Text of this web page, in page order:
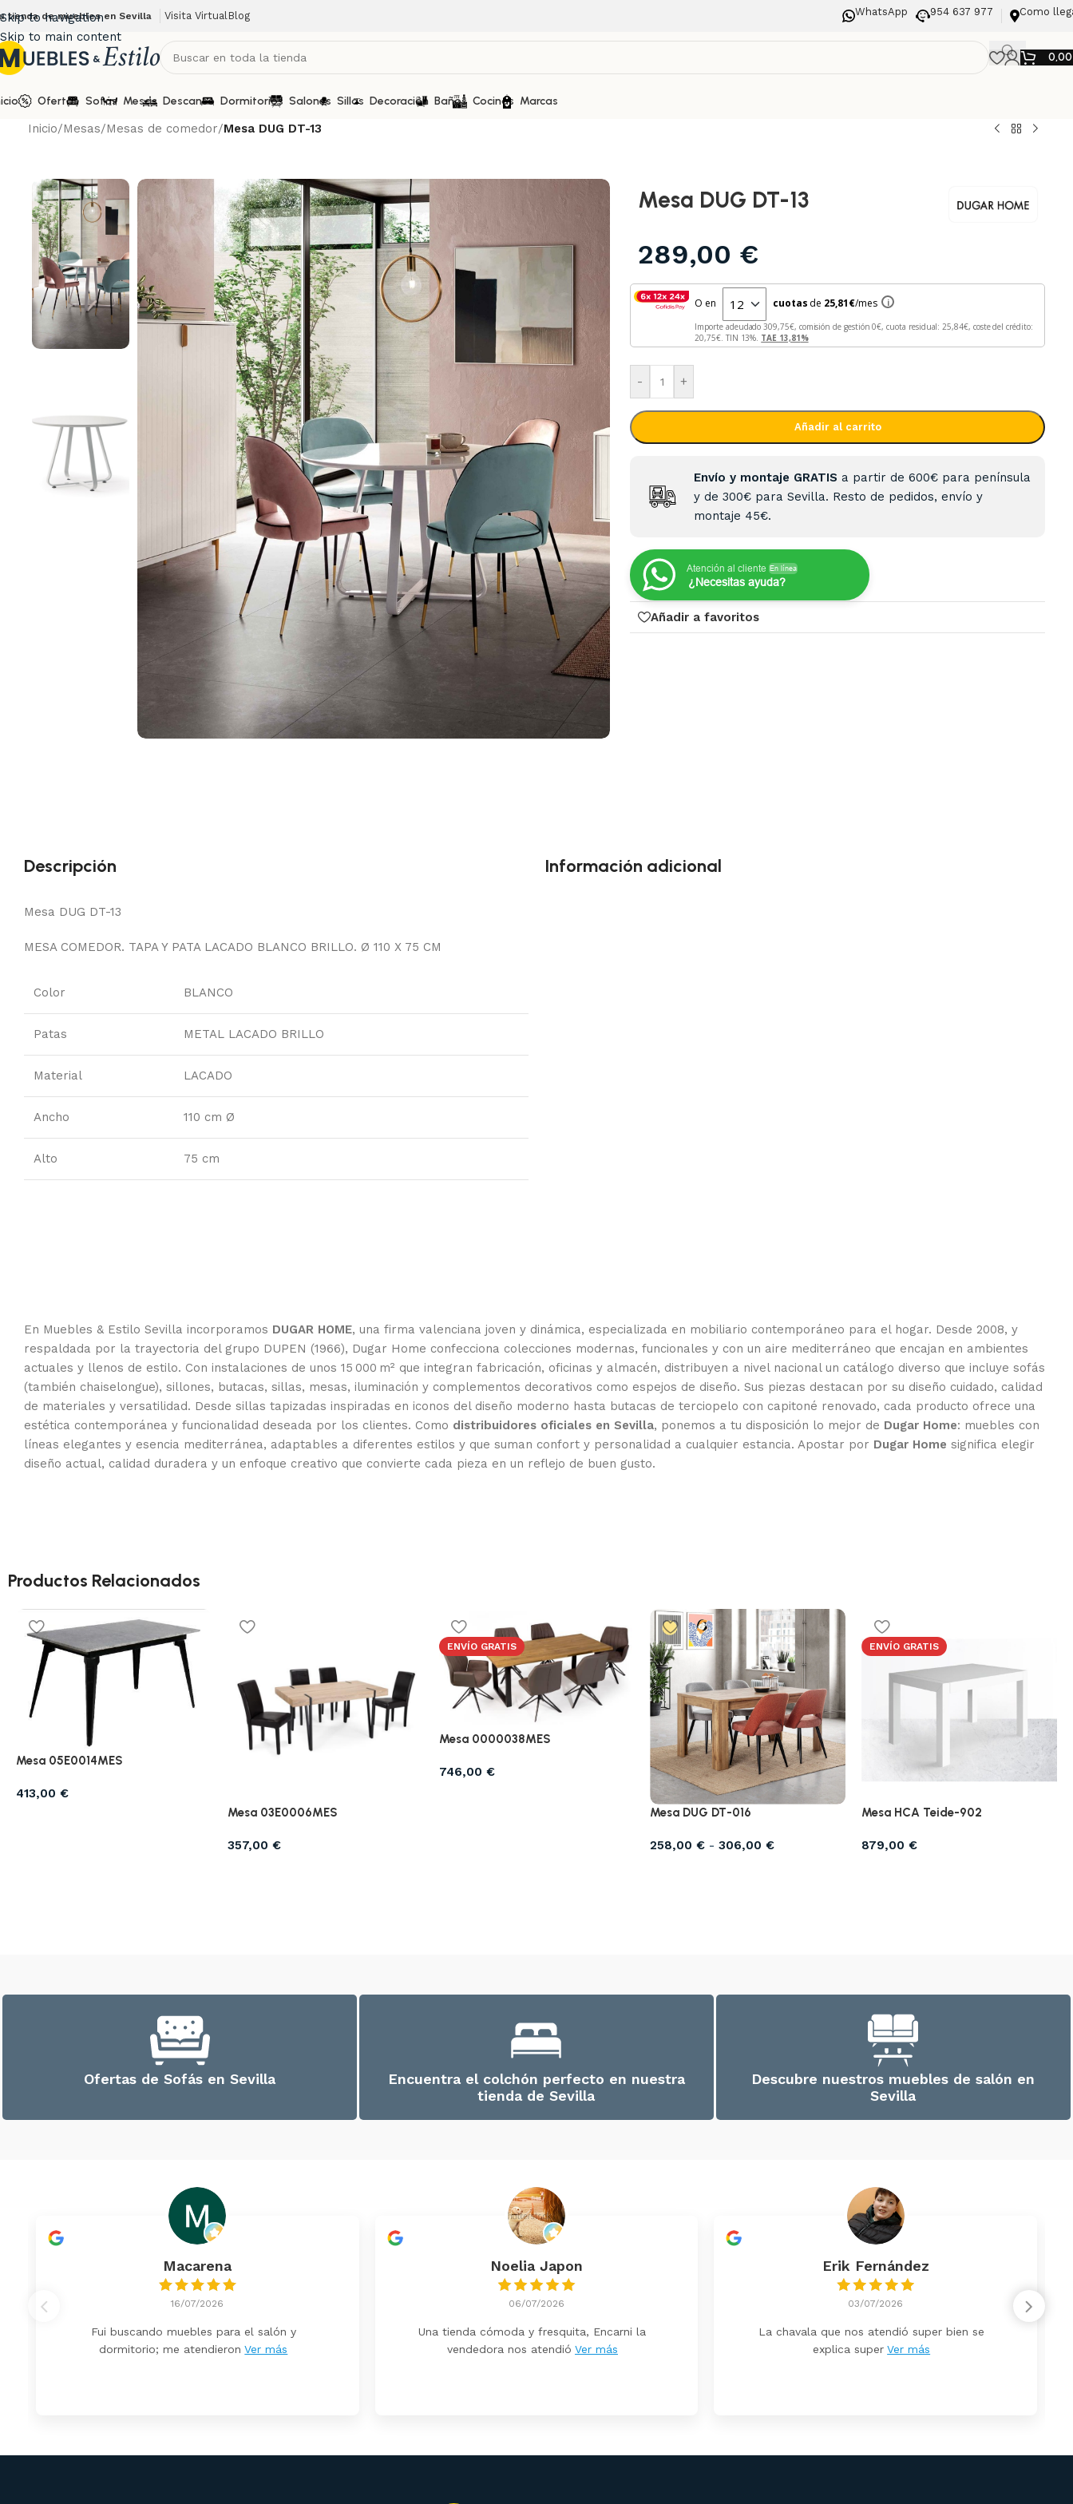
Skip to navigation
Skip to main content
tienda de muebles en Sevilla Visita VirtualBlog WhatsApp 954 637 977 Como
Ofertas Sofás Mesas Descanso Dormitorios Salones Sillas Decoración Baños Cocinas Marcas
Inicio/Mesas/Mesas de comedor/Mesa DUG DT-13
Mesa DUG DT-13
289,00 €
O en cuotas de 25,81€/mes i
Importe adeudado 309,75 €, comisión de gestión0 €, cuota residual: 25,84
€, coste del crédito:
20,75€. TIN 13%. TAE 13,81%
- +
Añadir al carrito
Envío y montaje GRATIS a partir de 600€ para península
y de 300€ para Sevilla. Resto de pedidos, envío y
montaje 45€.
Atención al cliente En línea
¿Necesitas ayuda?
Añadir a favoritos
Descripción
Mesa DUG DT-13
MESA COMEDOR. TAPA Y PATA LACADO BLANCO BRILLO. Ø 110 X 75 CM
Color BLANCO
Patas METAL LACADO BRILLO
Material LACADO
Ancho 110 cm Ø
Alto 75 cm
Información adicional
En Muebles & Estilo Sevilla incorporamos DUGAR HOME, una firma valenciana joven y dinámica, especializada en mobiliario contemporáneo para el hogar. Desde 2008, y
respaldada por la trayectoria del grupo DUPEN (1966), Dugar Home confecciona colecciones modernas, funcionales y con un aire mediterráneo que encajan en ambientes
actuales y llenos de estilo. Con instalaciones de unos 15 000 m² que integran fabricación, oficinas y almacén, distribuyen a nivel nacional un catálogo diverso que incluye sofás
(también chaiselongue), sillones, butacas, sillas, mesas, iluminación y complementos decorativos como espejos de diseño. Sus piezas destacan por su diseño cuidado, calidad
de materiales y versatilidad. Desde sillas tapizadas inspiradas en iconos del diseño moderno hasta butacas de terciopelo con capitoné renovado, cada producto ofrece una
estética contemporánea y funcionalidad deseada por los clientes. Como distribuidores oficiales en Sevilla, ponemos a tu disposición lo mejor de Dugar Home: muebles con
líneas elegantes y esencia mediterránea, adaptables a diferentes estilos y que suman confort y personalidad a cualquier estancia. Apostar por Dugar Home significa elegir
diseño actual, calidad duradera y un enfoque creativo que convierte cada pieza en un reflejo de buen gusto.
Productos Relacionados
Mesa 05E0014MES
413,00 €
Mesa 03E0006MES
357,00 €
ENVÍO GRATIS
Mesa 0000038MES
746,00 €
Mesa DUG DT-016
258,00€ - 306,00€
ENVÍO GRATIS
Mesa HCA Teide-902
879,00€
Ofertas de Sofás en Sevilla
Encuentra el colchón perfecto en nuestra
tienda de Sevilla
Descubre nuestros muebles de salón en
Sevilla
Macarena
16/07/2026
Fui buscando muebles para el salón y
dormitorio; me atendieron Ver más
Noelia Japon
06/07/2026
Una tienda cómoda y fresquita, Encarni la
vendedora nos atendió Ver más
Erik Fernández
03/07/2026
La chavala que nos atendió super bien se
explica super Ver más